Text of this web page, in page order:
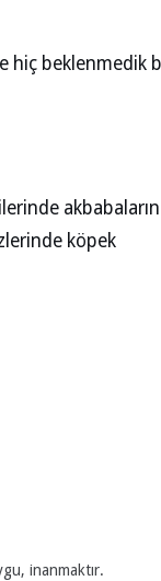
hiç beklenmedik
akbabaların
köpek
inanmaktır.